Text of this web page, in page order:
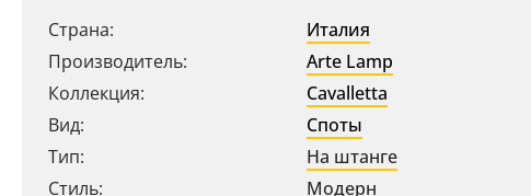
Страна:
Италия
Производитель:
Arte Lamp
Коллекция:
Cavalletta
Вид:
Споты
Тип:
На штанге
Стиль:
Модерн